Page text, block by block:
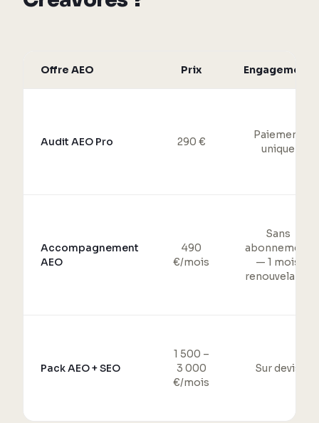
Offre AEO Prix Engagement
Audit AEO Pro 290 €
Paiement
unique
Accompagnement
AEO
490
€/mois
Sans
abonnement
— 1 mois
renouvelable
Pack AEO + SEO
1 500 –
3 000
€/mois
Sur devis